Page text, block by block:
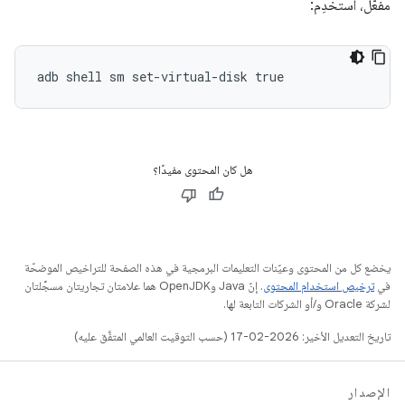
مفعّل، استخدِم:
adb shell sm set-virtual-disk true
هل كان المحتوى مفيدًا؟
يخضع كل من المحتوى وعيّنات التعليمات البرمجية في هذه الصفحة للتراخيص الموضحّة
فيترخيص استخدام المحتوى
. إنّ Java وOpenJDK هما علامتان تجاريتان مسجَّلتان
لشركة Oracle و/أو الشركات التابعة لها.
تاريخ التعديل الأخير: 2026-02-17 (حسب التوقيت العالمي المتفَّق عليه)
الإصدار